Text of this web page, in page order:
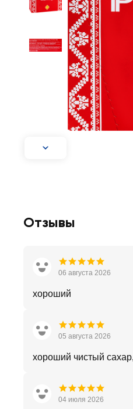
Отзывы
06 августа 2026
хороший
05 августа 2026
хороший чистый
04 июля 2026